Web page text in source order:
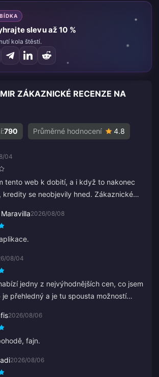
slevu až 10 %
kola štěstí.
ZÁKAZNICKÉ RECENZE NA
790 Průměrné hodnocení 4.8
04
tento web k dobití, a i když to nakonec
kredity se neobjevily hned. Zákaznickému
ale nakonec dobití proběhlo. Bylo by
kdyby podpora reagovala rychleji.
2026/08/08
08/04
jedny z nejvýhodnějších cen, co jsem
je přehledný a je tu spousta možností
2026/08/06
fajn.
2026/08/06